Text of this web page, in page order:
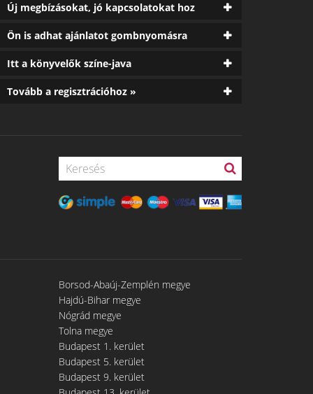
Új megbízásokat, jó kapcsolatokat hoz
Ön is adhat ajánlatot gombnyomásra
Itt a könyvelők színe-java
Tovább a regisztrációhoz »
Borsod-Abaúj-Zemplén megye
Hajdú-Bihar megye
Nógrád megye
Tolna megye
Budapest 1. kerület
Budapest 5. kerület
Budapest 9. kerület